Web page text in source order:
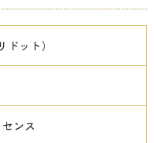
ドット）
ンス